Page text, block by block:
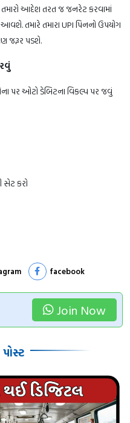
તમારો આદેશ તરત જ જનરેટ કરવામાં
તમારે તમારા UPI પિનનો ઉપયોગ
જરૂર પડશે.
પર ઓટો ડેબિટના વિકલ્પ પર જવું
સેટ કરો
facebook
Join Now